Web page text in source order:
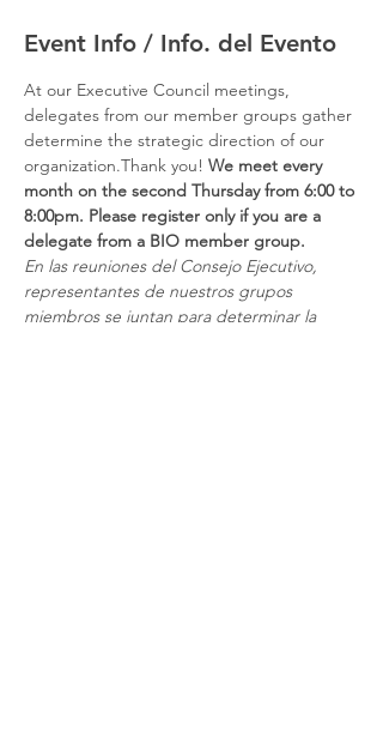
Event Info / Info. del Evento
At our Executive Council meetings,
delegates from our member groups gather
determine the strategic direction of our
organization.Thank you! We meet every
month on the second Thursday from 6:00 to
8:00pm. Please register only if you are a
delegate from a BIO member group.
En las reuniones del Consejo Ejecutivo,
representantes de nuestros grupos
miembros se juntan para determinar la